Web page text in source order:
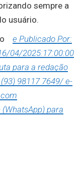
sempre a
usuário.
e Publicado Por:
04/2025:17:00:00
para a redação
98117 7649/ e-
para